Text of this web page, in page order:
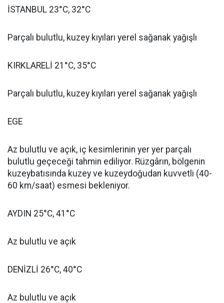
İSTANBUL 23°C, 32°C
Parçalı bulutlu, kuzey kıyıları yerel sağanak yağışlı
KIRKLARELİ 21°C, 35°C
Parçalı bulutlu, kuzey kıyıları yerel sağanak yağışlı
EGE
Az bulutlu ve açık, iç kesimlerinin yer yer parçalı
bulutlu geçeceği tahmin ediliyor. Rüzgârın, bölgenin
kuzeybatısında kuzey ve kuzeydoğudan kuvvetli (40-
60 km/saat) esmesi bekleniyor.
AYDIN 25°C, 41°C
Az bulutlu ve açık
DENİZLİ 26°C, 40°C
Az bulutlu ve açık